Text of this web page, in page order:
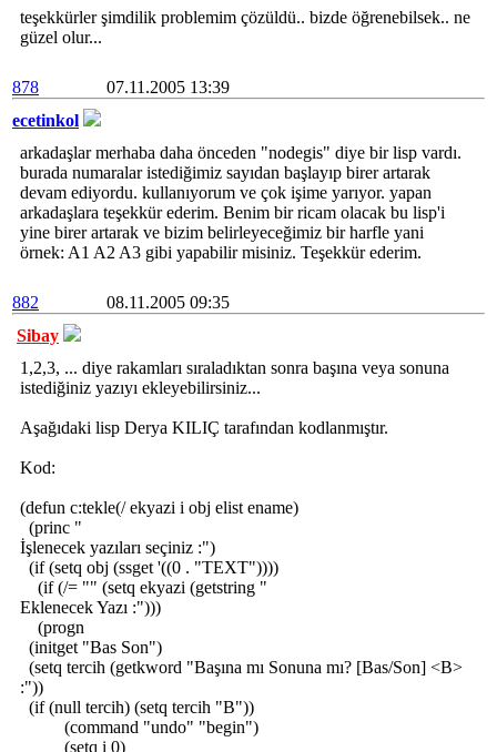
teşekkürler şimdilik problemim çözüldü.. bizde öğrenebilsek.. ne
güzel olur...
878
07.11.2005 13:39
ecetinkol
arkadaşlar merhaba daha önceden "nodegis" diye bir lisp vardı.
burada numaralar istediğimiz sayıdan başlayıp birer artarak
devam ediyordu. kullanıyorum ve çok işime yarıyor. yapan
arkadaşlara teşekkür ederim. Benim bir ricam olacak bu lisp'i
yine birer artarak ve bizim belirleyeceğimiz bir harfle yani
örnek: A1 A2 A3 gibi yapabilir misiniz. Teşekkür ederim.
882
08.11.2005 09:35
Sibay
1,2,3, ... diye rakamları sıraladıktan sonra başına veya sonuna
istediğiniz yazıyı ekleyebilirsiniz...
Aşağıdaki lisp Derya KILIÇ tarafından kodlanmıştır.
Kod:
(defun c:tekle(/ ekyazi i obj elist ename)
(princ "
İşlenecek yazıları seçiniz :")
(if (setq obj (ssget '((0 . "TEXT"))))
(if (/= "" (setq ekyazi (getstring "
Eklenecek Yazı :")))
(progn
(initget "Bas Son")
(setq tercih (getkword "Başına mı Sonuna mı? [Bas/Son] <B>
:"))
(if (null tercih) (setq tercih "B"))
(command "undo" "begin")
(setq i 0)